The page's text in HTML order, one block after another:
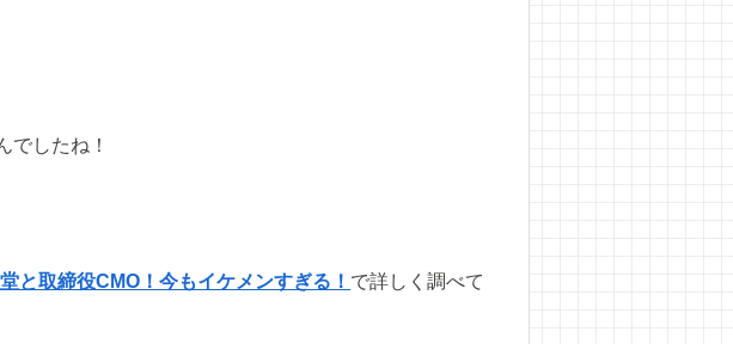
でしたね！
と取締役CMO！今もイケメンすぎる！ で詳しく調べて